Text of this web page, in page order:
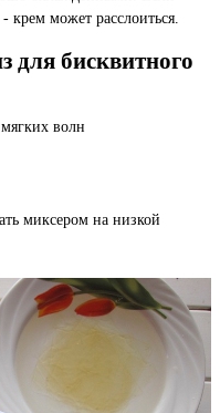
крем может расслоиться.
для бисквитного
волн
миксером на низкой